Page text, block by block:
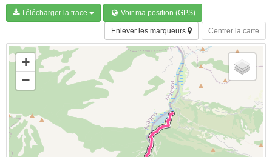
Télécharger la trace Voir ma position (GPS)
Centrer la carte
Enlever les marqueurs
+
−